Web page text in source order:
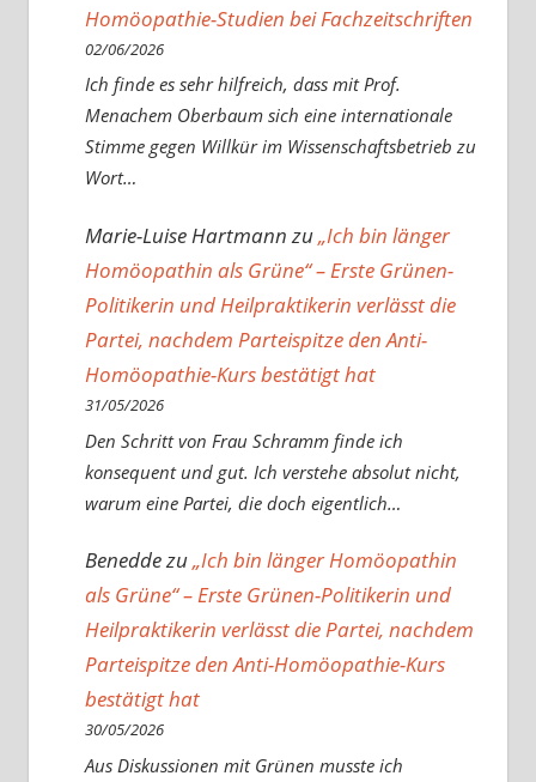
Homöopathie-Studien bei Fachzeitschriften
02/06/2026
Ich finde es sehr hilfreich, dass mit Prof.
Menachem Oberbaum sich eine internationale
Stimme gegen Willkür im Wissenschaftsbetrieb zu
Wort…
Marie-Luise Hartmannzu„Ich bin länger
Homöopathin als Grüne“ – Erste Grünen-
Politikerin und Heilpraktikerin verlässt die
Partei, nachdem Parteispitze den Anti-
Homöopathie-Kurs bestätigt hat
31/05/2026
Den Schritt von Frau Schramm finde ich
konsequent und gut. Ich verstehe absolut nicht,
warum eine Partei, die doch eigentlich…
Beneddezu„Ich bin länger Homöopathin
als Grüne“ – Erste Grünen-Politikerin und
Heilpraktikerin verlässt die Partei, nachdem
Parteispitze den Anti-Homöopathie-Kurs
bestätigt hat
30/05/2026
Aus Diskussionen mit Grünen musste ich